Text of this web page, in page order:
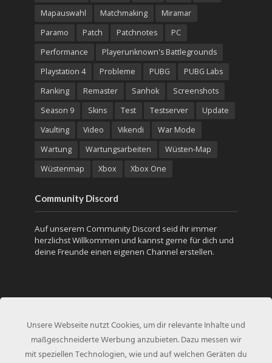
Mapauswahl
Matchmaking
Miramar
Paramo
Patch Patchnotes
PC
Performance
Playerunknown's Battlegrounds
Playstation 4
Probleme PUBG
PUBG Labs
Ranking
Remaster Sanhok
Screenshots
Season 9
Skins Test Testserver
Update
Vaulting
Video Vikendi
War Mode
Wartung
Wartungsarbeiten
Wüsten-Map
Wüstenmap
Xbox Xbox One
Community Discord
Auf unserem Community Discord seid ihr immer
herzlichst Willkommen und kannst gerne für dich und
deine Freunde einen eigenen Channel erstellen.
Unsere Webseite nutzt Cookies, um dir relevante Inhalte und
maßgeschneiderte Werbung anzubieten. Dazu messen wir
mit speziellen Technologien, wie und auf welchen Geräten du